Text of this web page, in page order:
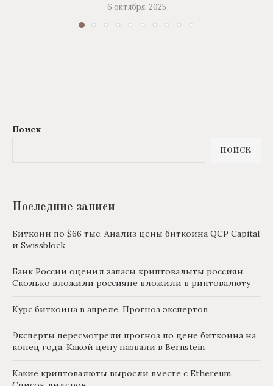
6 октября, 2025
Поиск
ПОИСК
Последние записи
Биткоин по $66 тыс. Анализ цены биткоина QCP Capital
и Swissblock
Банк России оценил запасы криптовалыты россиян.
Сколько вложили россияне вложили в риптовалюту
Курс биткоина в апреле. Прогноз экспертов
Эксперты пересмотрели прогноз по цене биткоина на
конец года. Какой цену назвали в Bernstein
Какие криптовалюты выросли вместе с Ethereum.